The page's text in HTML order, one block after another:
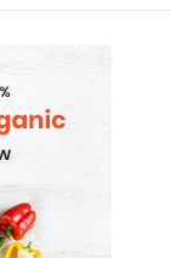
produkti
olas produkti